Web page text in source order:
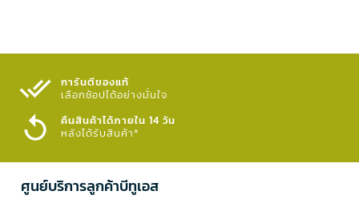
การันตีของแท้
เลือกช้อปได้อย่างมั่นใจ​
คืนสินค้าได้ภายใน 14 วัน
หลังได้รับสินค้า*
ศูนย์บริการลูกค้าบีทูเอส